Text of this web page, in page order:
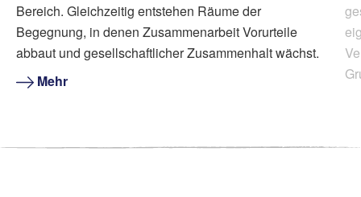
Bereich. Gleichzeitig entstehen Räume der
Begegnung, in denen Zusammenarbeit Vorurteile
abbaut und gesellschaftlicher Zusammenhalt wächst.
Mehr